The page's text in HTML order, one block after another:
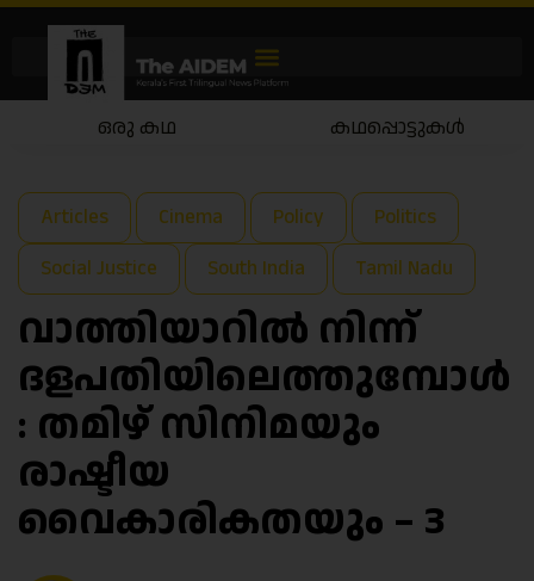
കഥപ്പൊട്ടുകൾ കഥയാട്ടം
Articles Cinema Policy
Politics
Social Justice
South India Tamil Nadu
വാത്തിയാറില്‍ നിന്ന്
ദളപതിയിലെത്തുമ്പോൾ
: തമിഴ് സിനിമയും
രാഷ്ടീയ
വൈകാരികതയും – 3